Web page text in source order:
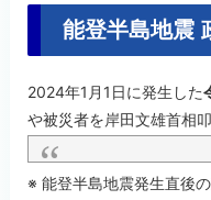
能登半島地震
2024年1月1日に発生した
や被災者を岸田文雄首相
※ 能登半島地震発生直後